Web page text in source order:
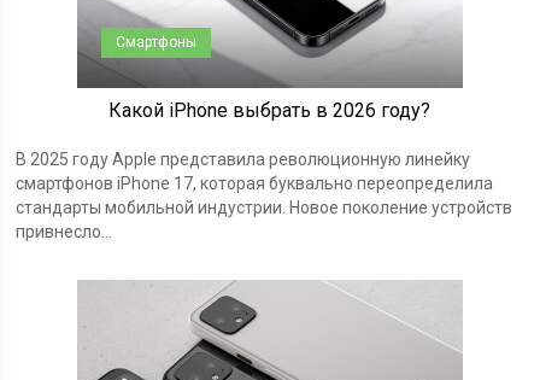
Смартфоны
Какой iPhone выбрать в 2026 году?
В 2025 году Apple представила революционную линейку
смартфонов iPhone 17, которая буквально переопределила
стандарты мобильной индустрии. Новое поколение устройств
привнесло...